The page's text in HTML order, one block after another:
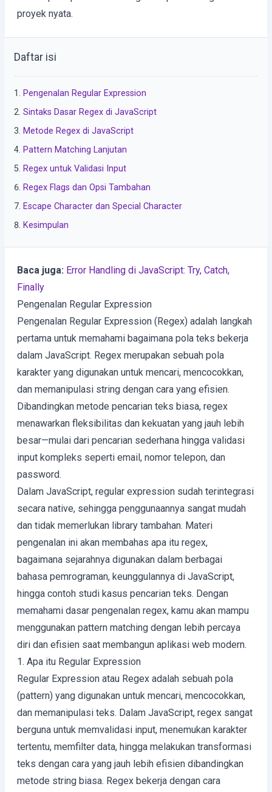
proyek nyata.
Daftar isi
Pengenalan Regular Expression
Sintaks Dasar Regex di JavaScript
Metode Regex di JavaScript
Pattern Matching Lanjutan
Regex untuk Validasi Input
Regex Flags dan Opsi Tambahan
Escape Character dan Special Character
Kesimpulan
Baca juga: Error Handling di JavaScript: Try, Catch,
Finally
Pengenalan Regular Expression
Pengenalan Regular Expression (Regex) adalah langkah
pertama untuk memahami bagaimana pola teks bekerja
dalam JavaScript. Regex merupakan sebuah pola
karakter yang digunakan untuk mencari, mencocokkan,
dan memanipulasi string dengan cara yang efisien.
Dibandingkan metode pencarian teks biasa, regex
menawarkan fleksibilitas dan kekuatan yang jauh lebih
besar—mulai dari pencarian sederhana hingga validasi
input kompleks seperti email, nomor telepon, dan
password.
Dalam JavaScript, regular expression sudah terintegrasi
secara native, sehingga penggunaannya sangat mudah
dan tidak memerlukan library tambahan. Materi
pengenalan ini akan membahas apa itu regex,
bagaimana sejarahnya digunakan dalam berbagai
bahasa pemrograman, keunggulannya di JavaScript,
hingga contoh studi kasus pencarian teks. Dengan
memahami dasar pengenalan regex, kamu akan mampu
menggunakan pattern matching dengan lebih percaya
diri dan efisien saat membangun aplikasi web modern.
1. Apa itu Regular Expression
Regular Expression atau Regex adalah sebuah pola
(pattern) yang digunakan untuk mencari, mencocokkan,
dan memanipulasi teks. Dalam JavaScript, regex sangat
berguna untuk memvalidasi input, menemukan karakter
tertentu, memfilter data, hingga melakukan transformasi
teks dengan cara yang jauh lebih efisien dibandingkan
metode string biasa. Regex bekerja dengan cara